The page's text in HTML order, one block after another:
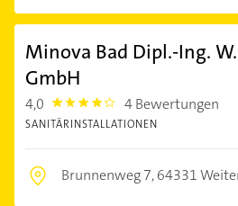
Minova Bad Dipl.-Ing.
GmbH
4,0 4.0 4 Bewertungen
SANITÄRINSTALLATIONEN
Brunnenweg 7,64331